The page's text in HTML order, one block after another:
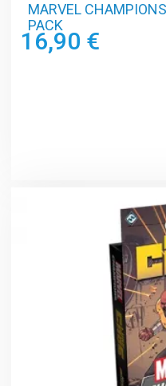
MARVEL
PACK
16,90 €